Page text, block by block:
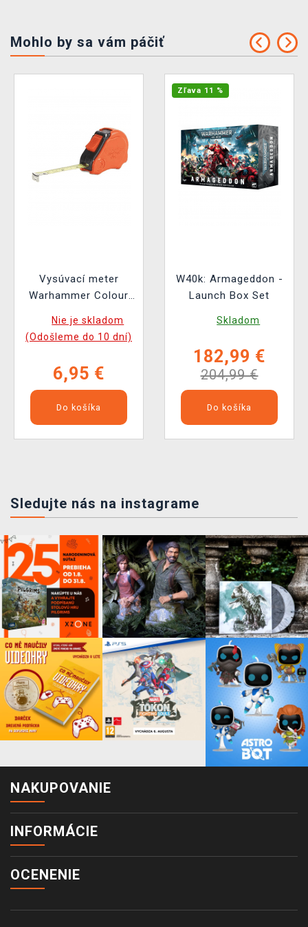
Mohlo by sa vám páčiť
Vysúvací meter
Warhammer Colour
Nie je skladom
(Odošleme do 10 dní)
6,95 €
Do košíka
Zľava 11 %
W40k: Armageddon -
Launch Box Set
Skladom
182,99 €
204,99 €
Do košíka
Sledujte nás na instagrame
NAKUPOVANIE
INFORMÁCIE
OCENENIE